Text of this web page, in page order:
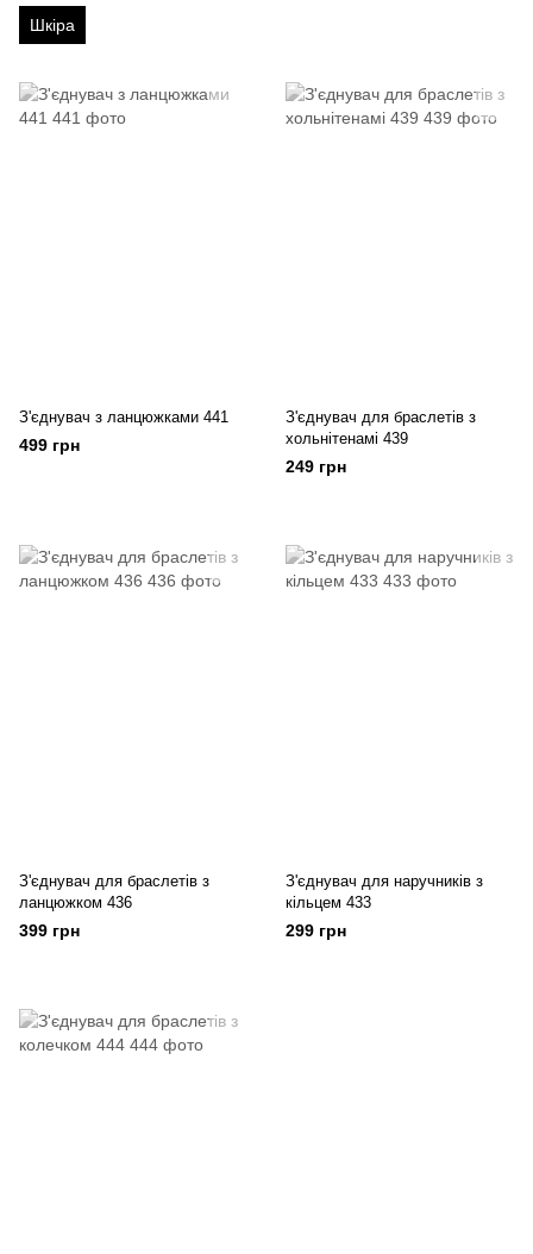
Шкіра
З'єднувач з ланцюжками 441
499 грн
З'єднувач для браслетів з
хольнітенамі 439
249 грн
З'єднувач для браслетів з
ланцюжком 436
399 грн
З'єднувач для наручників з
кільцем 433
299 грн